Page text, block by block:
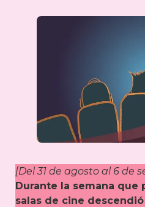
[Del 31 de agosto al 6 de
Durante la semana que
salas de cine